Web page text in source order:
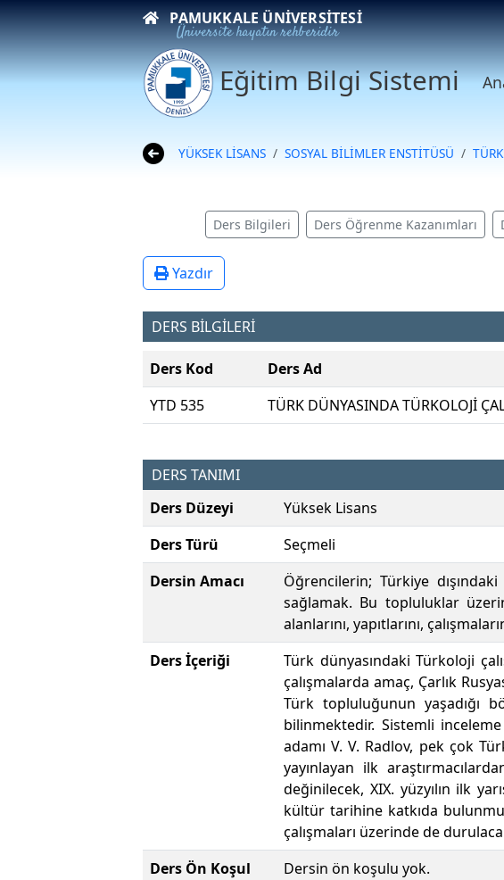
PAMUKKALE ÜNIVERSITESI
Üniversite hayatın rehberidir
Eğitim Bilgi Sistemi
YÜKSEK LİSANS SOSYAL BİLİMLER ENSTİTÜSÜ
Ders Bilgileri Ders Öğrenme Kazanımları
Yazdır
DERS BİLGİLERİ
Ders Kod Ders Ad
YTD 535
TÜRK DÜNYASINDA TÜRKOLOJİ
DERS TANIMI
Ders Düzeyi
Yüksek Lisans
Ders Türü
Seçmeli
Dersin Amacı
Öğrencilerin; Türkiye
sağlamak. Bu topluluklar
alanlarını, yapıtlarını,
Ders İçeriği
Türk dünyasındaki Türkoloji
çalışmalarda amaç, Çarlık
Türk topluluğunun yaşadığı
bilinmektedir. Sistemli
adamı V. V. Radlov, pek çok
yayınlayan ilk
değinilecek, XIX. yüzyılın ilk
kültür tarihine katkıda
çalışmaları üzerinde de
Ders Ön Koşul
Dersin ön koşulu yok.